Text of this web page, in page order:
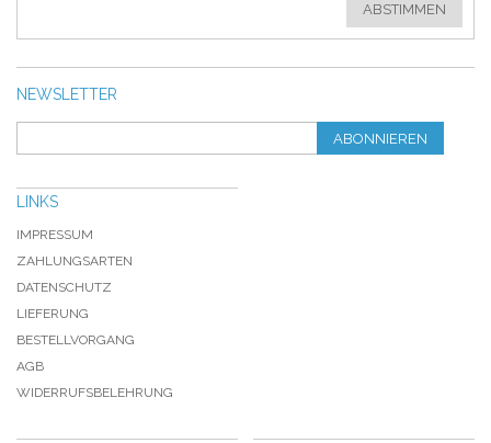
ABSTIMMEN
NEWSLETTER
ABONNIEREN
LINKS
IMPRESSUM
ZAHLUNGSARTEN
DATENSCHUTZ
LIEFERUNG
BESTELLVORGANG
AGB
WIDERRUFSBELEHRUNG